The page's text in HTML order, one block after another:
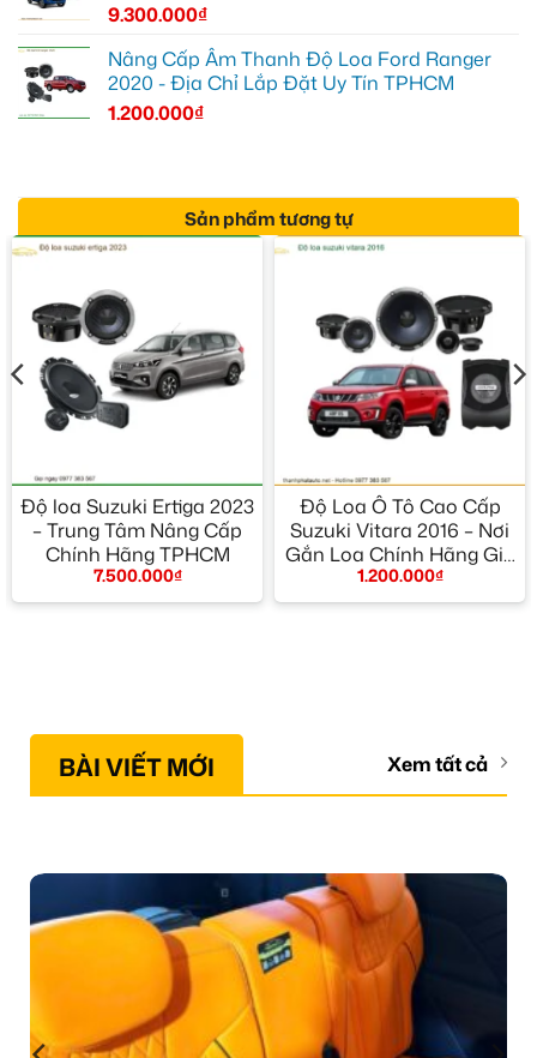
9.300.000₫
Nâng Cấp Âm Thanh Độ Loa Ford Ranger
2020 - Địa Chỉ Lắp Đặt Uy Tín TPHCM
1.200.000₫
Sản phẩm tương tự
Độ loa Suzuki Ertiga 2023
– Trung Tâm Nâng Cấp
Chính Hãng TPHCM
7.500.000₫
Độ Loa Ô Tô Cao Cấp
Suzuki Vitara 2016 – Nơi
Gắn Loa Chính Hãng Giá
Tốt TPHCM
1.200.000₫
BÀI VIẾT MỚI Xem tất cả